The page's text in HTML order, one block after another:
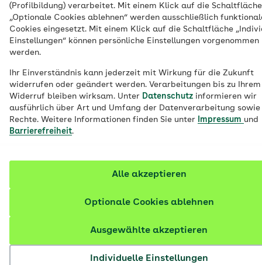
(Profilbildung) verarbeitet. Mit einem Klick auf die Schaltfläche
„Optionale Cookies ablehnen“ werden ausschließlich
Cookies eingesetzt. Mit einem Klick auf die Schaltfläche
Einstellungen“ können persönliche Einstellungen vorgenommen
werden.
Ihr Einverständnis kann jederzeit mit Wirkung für die Zukunft
widerrufen oder geändert werden. Verarbeitungen bis zu Ihrem
Widerruf bleiben wirksam. Unter Datenschutz informieren wir
ausführlich über Art und Umfang der Datenverarbeitung sowie
Rechte. Weitere Informationen finden Sie unter
Impressum und
Barrierefreiheit.
Individuelle Einstellungen
Ausgewählte akzeptieren
Optionale Cookies ablehnen
Alle akzeptieren
Vergleich zu anderen Krankenkassen.
Dabei überzeugt die AOK nicht nur mit
herausragenden Versicherungsleistungen,
sondern zum Beispiel auch als beliebter
Arbeitgeber. Hier erfahren Sie mehr.